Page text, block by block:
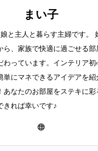
まい子
と主人と暮らす主婦です。
ら、家族で快適に過ごせる部
わっています。インテリア初
単にマネできるアイデアを紹
あなたのお部屋をステキに彩
きれば幸いです♪